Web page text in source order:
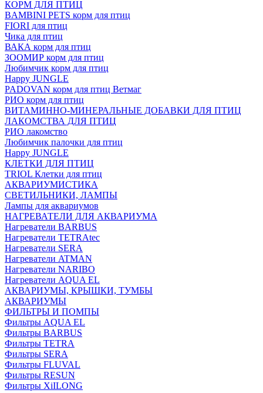
КОРМ ДЛЯ ПТИЦ
BAMBINI PETS корм для птиц
FIORI для птиц
Чика для птиц
ВАКА корм для птиц
ЗООМИР корм для птиц
Любимчик корм для птиц
Happy JUNGLE
PADOVAN корм для птиц Ветмаг
РИО корм для птиц
ВИТАМИННО-МИНЕРАЛЬНЫЕ ДОБАВКИ ДЛЯ ПТИЦ
ЛАКОМСТВА ДЛЯ ПТИЦ
РИО лакомство
Любимчик палочки для птиц
Happy JUNGLE
КЛЕТКИ ДЛЯ ПТИЦ
TRIOL Клетки для птиц
АКВАРИУМИСТИКА
СВЕТИЛЬНИКИ, ЛАМПЫ
Лампы для аквариумов
НАГРЕВАТЕЛИ ДЛЯ АКВАРИУМА
Нагреватели BARBUS
Нагреватели TETRAtec
Нагреватели SERA
Нагреватели ATMAN
Нагреватели NARIBO
Нагреватели AQUA EL
АКВАРИУМЫ, КРЫШКИ, ТУМБЫ
АКВАРИУМЫ
ФИЛЬТРЫ И ПОМПЫ
Фильтры AQUA EL
Фильтры BARBUS
Фильтры ТETRA
Фильтры SERA
Фильтры FLUVAL
Фильтры RESUN
Фильтры XiILONG